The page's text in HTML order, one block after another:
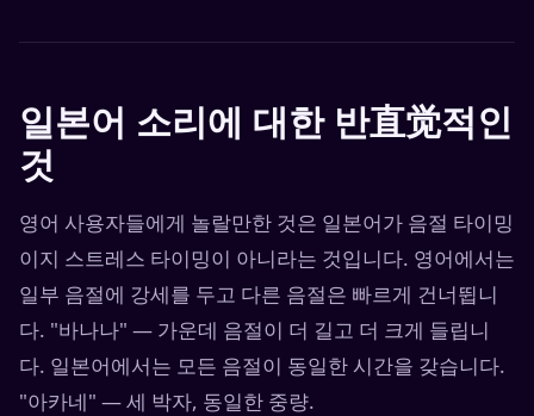
일본어 소리에 대한 반直觉적인
것
영어 사용자들에게 놀랄만한 것은 일본어가 음절 타이밍
이지 스트레스 타이밍이 아니라는 것입니다. 영어에서는
일부 음절에 강세를 두고 다른 음절은 빠르게 건너뜁니
다. "바나나" — 가운데 음절이 더 길고 더 크게 들립니
다. 일본어에서는 모든 음절이 동일한 시간을 갖습니다.
"아카네" — 세 박자, 동일한 중량.